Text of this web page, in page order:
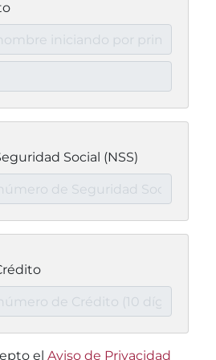
Social (NSS)
el Aviso de Privacidad